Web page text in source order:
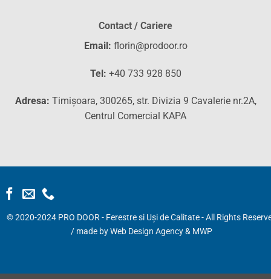
Contact / Cariere
Email: florin@prodoor.ro
Tel: +40 733 928 850
Adresa: Timișoara, 300265, str. Divizia 9 Cavalerie nr.2A,
Centrul Comercial KAPA
© 2020-2024 PRO DOOR - Ferestre si Uși de Calitate - All Rights
/ made byWeb Design Agency& MWP